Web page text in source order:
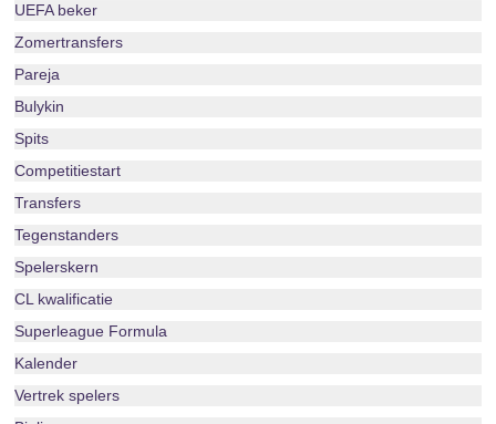
UEFA beker
Zomertransfers
Pareja
Bulykin
Spits
Competitiestart
Transfers
Tegenstanders
Spelerskern
CL kwalificatie
Superleague Formula
Kalender
Vertrek spelers